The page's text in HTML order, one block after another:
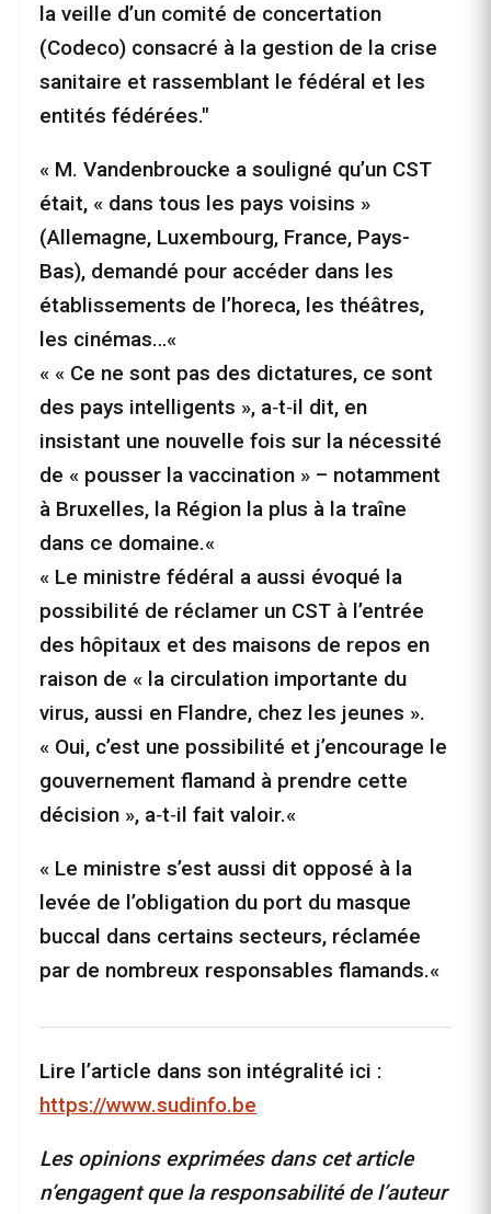
la veille d’un comité de concertation
(Codeco) consacré à la gestion de la crise
sanitaire et rassemblant le fédéral et les
entités fédérées."
« M. Vandenbroucke a souligné qu’un CST
était, « dans tous les pays voisins »
(Allemagne, Luxembourg, France, Pays-
Bas), demandé pour accéder dans les
établissements de l’horeca, les théâtres,
les cinémas…«
« « Ce ne sont pas des dictatures, ce sont
des pays intelligents », a‑t‑il dit, en
insistant une nouvelle fois sur la nécessité
de « pousser la vaccination » – notamment
à Bruxelles, la Région la plus à la traîne
dans ce domaine.«
« Le ministre fédéral a aussi évoqué la
possibilité de réclamer un CST à l’entrée
des hôpitaux et des maisons de repos en
raison de « la circulation importante du
virus, aussi en Flandre, chez les jeunes ».
« Oui, c’est une possibilité et j’encourage le
gouvernement flamand à prendre cette
décision », a‑t‑il fait valoir.«
« Le ministre s’est aussi dit opposé à la
levée de l’obligation du port du masque
buccal dans certains secteurs, réclamée
par de nombreux responsables flamands.«
Lire l’article dans son intégralité ici :
https://www.sudinfo.be
Les opinions exprimées dans cet article
n’engagent que la responsabilité de l’auteur